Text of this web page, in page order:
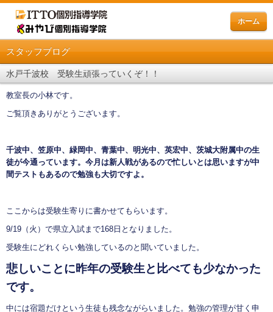
ホーム
スタッフブログ
水戸千波校 受験生頑張っていくぞ！！
教室長の小林です。
ご覧頂きありがとうございます。
千波中、笠原中、緑岡中、青葉中、明光中、英宏中、茨城大附属中の生
徒が今通っています。今月は新人戦があるので忙しいとは思いますが中
間テストもあるので勉強も大切ですよ。
ここからは受験生寄りに書かせてもらいます。
9/19（火）で県立入試まで168日となりました。
受験生にどれくらい勉強しているのと聞いていました。
悲しいことに昨年の受験生と比べても少なかった
です。
中には宿題だけという生徒も残念ながらいました。勉強の管理が甘く申